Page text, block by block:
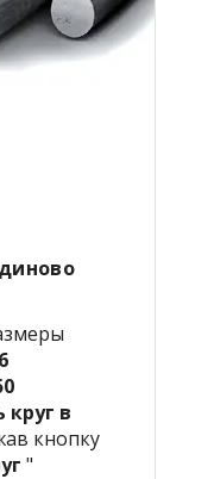
круг в
кнопку
"